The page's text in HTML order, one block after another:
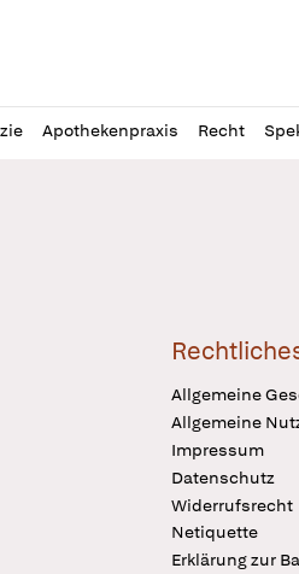
Apothekenpraxis Recht
Logo
Allgemeine
Allgemeine
Impressum
Datenschutz
Widerrufsrecht
Netiquette
Erklärung zur